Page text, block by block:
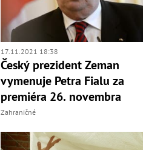
17.11.2021 18:38
Český prezident Zeman
vymenuje Petra Fialu za
premiéra 26. novembra
Zahraničné